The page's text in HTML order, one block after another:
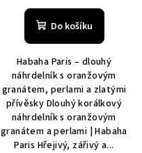
Do košíku
Habaha Paris – dlouhý
náhrdelník s oranžovým
granátem, perlami a zlatými
přívěsky Dlouhý korálkový
náhrdelník s oranžovým
granátem a perlami | Habaha
Paris Hřejivý, zářivý a...